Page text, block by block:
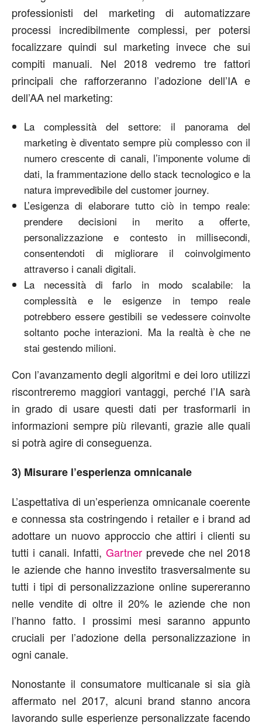
professionisti del marketing di automatizzare
processi incredibilmente complessi, per potersi
focalizzare quindi sul marketing invece che sui
compiti manuali. Nel 2018 vedremo tre fattori
principali che rafforzeranno l’adozione dell’IA e
dell’AA nel marketing:
La complessità del settore: il panorama del
marketing è diventato sempre più complesso con il
numero crescente di canali, l’imponente volume di
dati, la frammentazione dello stack tecnologico e la
natura imprevedibile del customer journey.
L’esigenza di elaborare tutto ciò in tempo reale:
prendere decisioni in merito a offerte,
personalizzazione e contesto in millisecondi,
consentendoti di migliorare il coinvolgimento
attraverso i canali digitali.
La necessità di farlo in modo scalabile: la
complessità e le esigenze in tempo reale
potrebbero essere gestibili se vedessere coinvolte
soltanto poche interazioni. Ma la realtà è che ne
stai gestendo milioni.
Con l’avanzamento degli algoritmi e dei loro utilizzi
riscontreremo maggiori vantaggi, perché l’IA sarà
in grado di usare questi dati per trasformarli in
informazioni sempre più rilevanti, grazie alle quali
si potrà agire di conseguenza.
3) Misurare l’esperienza omnicanale
L’aspettativa di un’esperienza omnicanale coerente
e connessa sta costringendo i retailer e i brand ad
adottare un nuovo approccio che attiri i clienti su
tutti i canali. Infatti, Gartner prevede che nel 2018
le aziende che hanno investito trasversalmente su
tutti i tipi di personalizzazione online supereranno
nelle vendite di oltre il 20% le aziende che non
l’hanno fatto. I prossimi mesi saranno appunto
cruciali per l’adozione della personalizzazione in
ogni canale.
Nonostante il consumatore multicanale si sia già
affermato nel 2017, alcuni brand stanno ancora
lavorando sulle esperienze personalizzate facendo